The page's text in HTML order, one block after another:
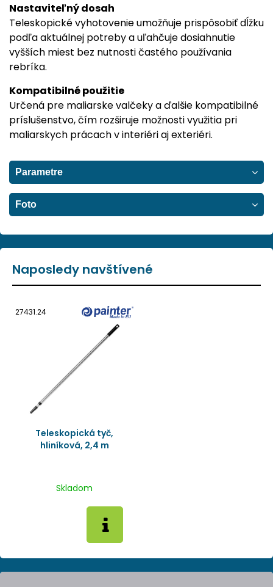
Nastaviteľný dosah
Teleskopické vyhotovenie umožňuje prispôsobiť dĺžku
podľa aktuálnej potreby a uľahčuje dosiahnutie
vyšších miest bez nutnosti častého používania
rebríka.
Kompatibilné použitie
Určená pre maliarske valčeky a ďalšie kompatibilné
príslušenstvo, čím rozširuje možnosti využitia pri
maliarskych prácach v interiéri aj exteriéri.
Parametre
Foto
Naposledy navštívené
27431.24
Teleskopická tyč,
hliníková, 2,4 m
Skladom